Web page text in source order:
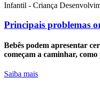
Infantil - Criança
Principais problemas
Bebês podem apresentar
começam a caminhar,
Saiba mais